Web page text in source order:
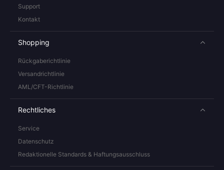
Support
Kontakt
Shopping
Rückgaberichtlinie
Versandrichtlinie
AML/CFT-Richtlinie
Rechtliches
Service
Datenschutz
Redaktionelle Standards & Haftungsausschluss